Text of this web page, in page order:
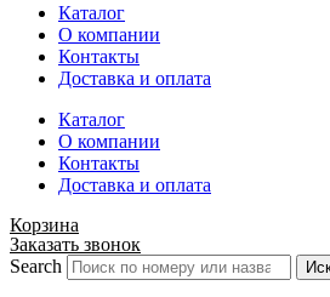
Каталог
О компании
Контакты
Доставка и оплата
Каталог
О компании
Контакты
Доставка и оплата
Корзина
Заказать звонок
Search